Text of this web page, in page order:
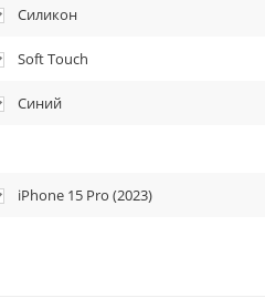
Силикон
Soft Touch
Синий
iPhone 15 Pro (2023)